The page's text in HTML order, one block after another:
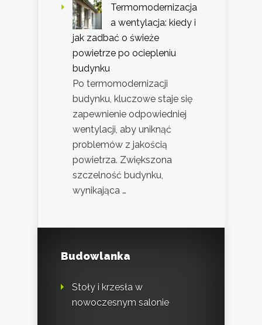
Termomodernizacja
a wentylacja: kiedy i
jak zadbać o świeże
powietrze po ociepleniu
budynku
Po termomodernizacji
budynku, kluczowe staje się
zapewnienie odpowiedniej
wentylacji, aby uniknąć
problemów z jakością
powietrza. Zwiększona
szczelność budynku,
wynikająca …
Budowlanka
Stoły i krzesła w
nowoczesnym salonie